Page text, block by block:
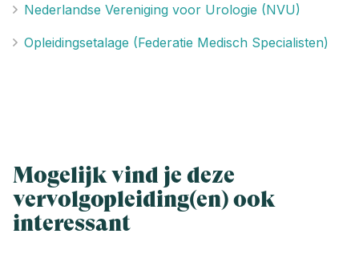
Nederlandse Vereniging voor Urologie (NVU)
Opleidingsetalage (Federatie Medisch Specialisten)
Mogelijk vind je deze
vervolgopleiding(en) ook
interessant